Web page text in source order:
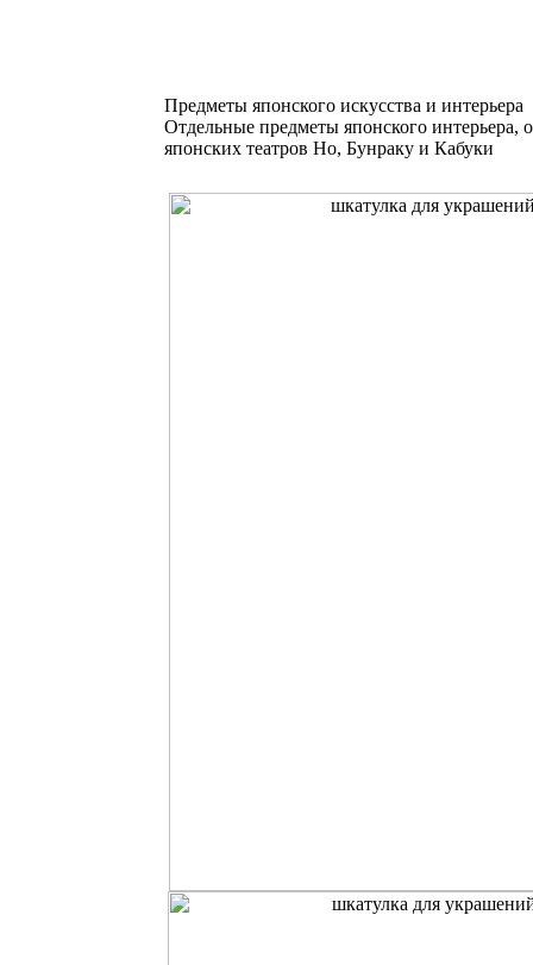
Предметы японского искусства и интерьера
Отдельные предметы японского
японских театров Но, Бунраку и Кабуки